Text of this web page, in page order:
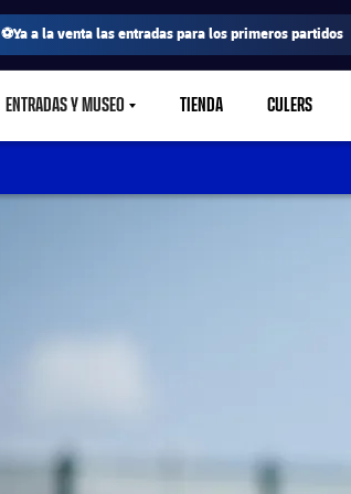
⚽Ya a la venta las entradas para los primeros partidos
ENTRADAS Y MUSEOLABEL.SHARE.CARETDOWN
TIENDA CULERS